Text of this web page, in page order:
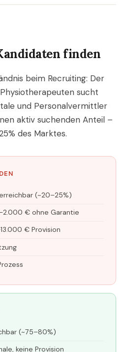
finden
beim Recruiting: Der
sucht
und Personalvermittler
aktiv suchenden Anteil –
des Marktes.
(~20–25%)
€ ohne Garantie
€ Provision
(~75–80%)
keine Provision